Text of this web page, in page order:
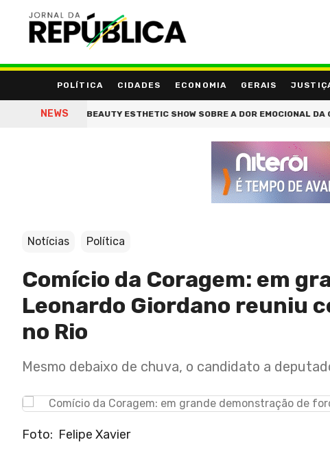
POLÍTICA CIDADES ECONOMIA GERAIS
NEWS
NA BEAUTY ESTHETIC SHOW SOBRE A DOR EMOCIONAL DA QUEDA DE
Notícias Política
Comício da Coragem: em
Leonardo Giordano reuniu
no Rio
Mesmo debaixo de chuva, o candidato a
Foto: Felipe Xavier